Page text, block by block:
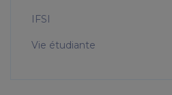
IFSI
Vie étudiante